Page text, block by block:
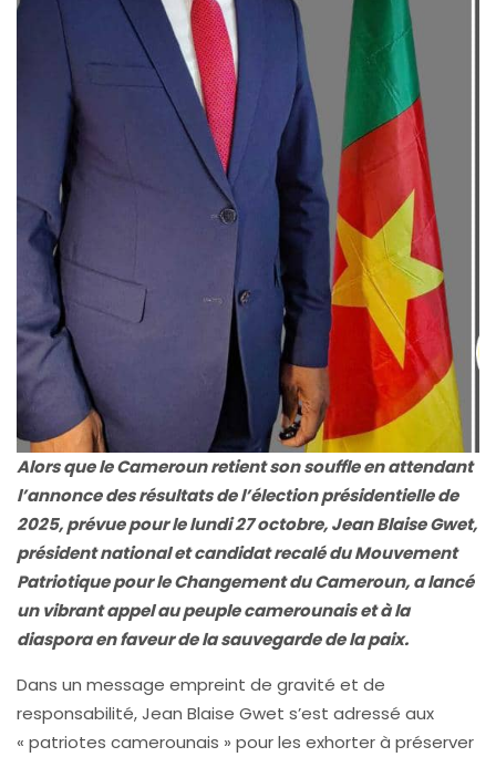
Alors que le Cameroun retient son souffle en attendant
l’annonce des résultats de l’élection présidentielle de
2025, prévue pour le lundi 27 octobre, Jean Blaise Gwet,
président national et candidat recalé du Mouvement
Patriotique pour le Changement du Cameroun, a lancé
un vibrant appel au peuple camerounais et à la
diaspora en faveur de la sauvegarde de la paix.
Dans un message empreint de gravité et de
responsabilité, Jean Blaise Gwet s’est adressé aux
« patriotes camerounais » pour les exhorter à préserver